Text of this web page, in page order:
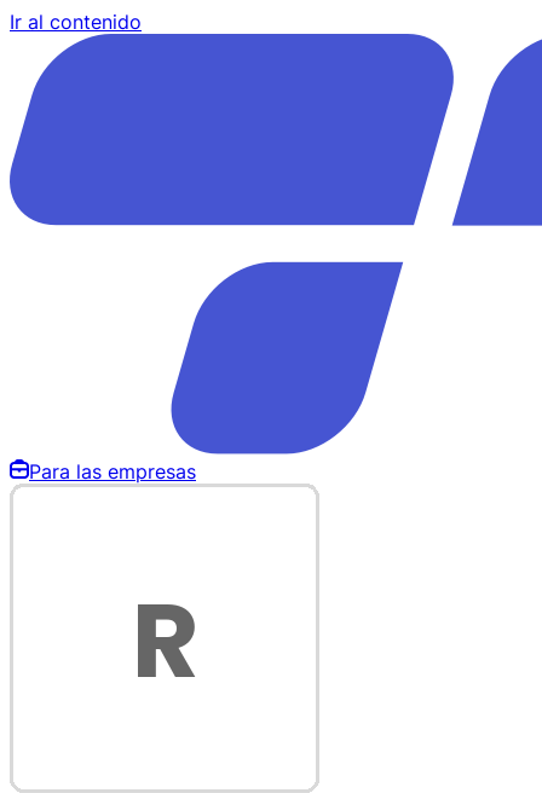
Ir al contenido
Para las empresas